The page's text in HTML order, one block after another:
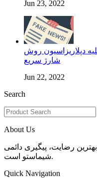
Jun 23, 2022
دپلاریزاسیون روش
شارژ سریع
Jun 22, 2022
Search
About Us
رضایت، پیگیری دائمی
شیماستو است.
Quick Navigation